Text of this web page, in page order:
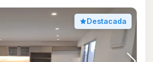
Destacada